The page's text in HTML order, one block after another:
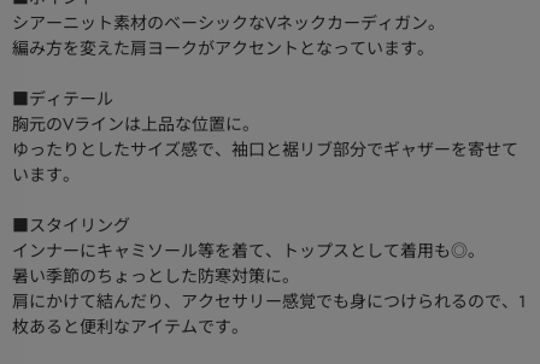
シアーニット素材のベーシックなVネックカーディガン。
編み方を変えた肩ヨークがアクセントとなっています。
■ディテール
胸元のVラインは上品な位置に。
ゆったりとしたサイズ感で、袖口と裾リブ部分でギャザーを寄せて
います。
■スタイリング
インナーにキャミソール等を着て、トップスとして着用も◎。
暑い季節のちょっとした防寒対策に。
肩にかけて結んだり、アクセサリー感覚でも身につけられるので、1
枚あると便利なアイテムです。